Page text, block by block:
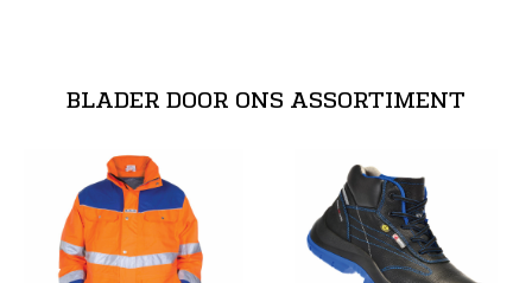
BLADER DOOR ONS ASSORTIMENT